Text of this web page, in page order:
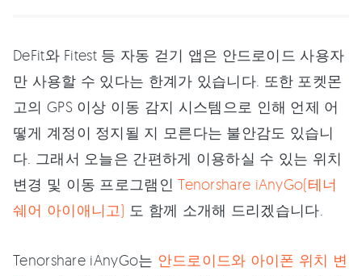
DeFit와 Fitest 등 자동 걷기 앱은 안드로이드 사용자
만 사용할 수 있다는 한계가 있습니다. 또한 포켓몬
고의 GPS 이상 이동 감지 시스템으로 인해 언제 어
떻게 계정이 정지될 지 모른다는 불안감도 있습니
다. 그래서 오늘은 간편하게 이용하실 수 있는 위치
변경 및 이동 프로그램인Tenorshare iAnyGo(테너
쉐어 아이애니고) 도 함께 소개해 드리겠습니다.
Tenorshare iAnyGo는 안드로이드와 아이폰 위치 변